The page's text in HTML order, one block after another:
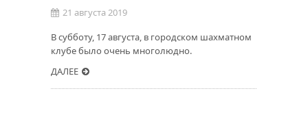
21 августа 2019
В субботу, 17 августа, в городском шахматном
клубе было очень многолюдно.
ДАЛЕЕ